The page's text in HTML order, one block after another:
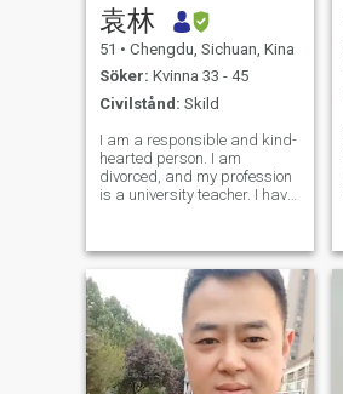
袁林
51 • Chengdu, Sichuan, Kina
Söker: Kvinna 33 - 45
Civilstånd: Skild
I am a responsible and kind-
hearted person. I am
divorced, and my profession
is a university teacher. I have
independent property rights.
I like traveling and listening
to music, etc.